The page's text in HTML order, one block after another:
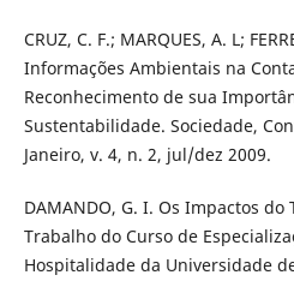
CRUZ, C. F.; MARQUES, A. L;
Informações Ambientais na
Reconhecimento de sua
Sustentabilidade. Sociedade,
Janeiro, v. 4, n. 2, jul/dez 2009.
DAMANDO, G. I. Os Impactos do
Trabalho do Curso de
Hospitalidade da Universidade